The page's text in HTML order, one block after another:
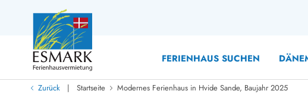
FERIENHAUS SUCHEN
Zurück | Startseite Modernes Ferienhaus in Hvide Sande, Baujahr 2025